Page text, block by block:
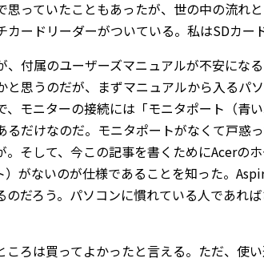
思っていたこともあったが、世の中の流れ
カードリーダーがついている。私はSDカー
、付属のユーザーズマニュアルが不安にな
と思うのだが、まずマニュアルから入るパ
モニターの接続には「モニタポート（青
るだけなのだ。モニタポートがなくて戸惑
。そして、今この記事を書くためにAcerの
）がないのが仕様であることを知った。
のだろう。パソコンに慣れている人であれ
ろは買ってよかったと言える。ただ、使